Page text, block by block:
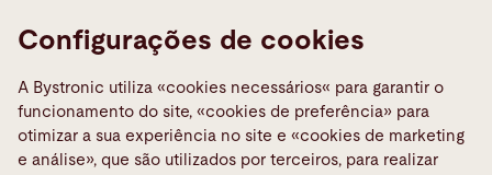
Media Center
Reportar uma falha
TeamViewer
Quality policies
Configurações de cookies
A Bystronic utiliza «cookies necessários« para garantir o
funcionamento do site, «cookies de preferência» para
otimizar a sua experiência no site e «cookies de marketing
e análise», que são utilizados por terceiros, para realizar